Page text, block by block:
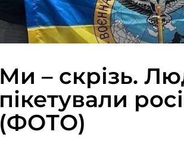
Ми – скрізь.
пікетували
(ФОТО)